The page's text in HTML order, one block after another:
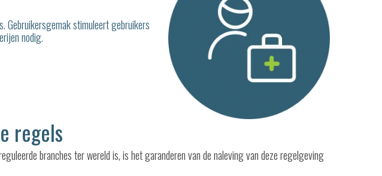
Gebruikersgemak stimuleert gebruikers
nodig.
regels
branches ter wereld is, is het garanderen van de naleving van deze regelgeving